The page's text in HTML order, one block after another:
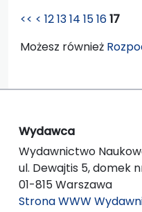
<< < 121314 151617
Możesz również
Wydawca
Wydawnictwo
ul. Dewajtis 5, domek
01-815 Warszawa
Strona WWW